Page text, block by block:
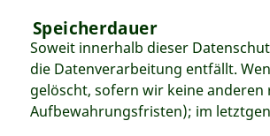
Speicherdauer
Soweit innerhalb dieser
die Datenverarbeitung entfällt.
gelöscht, sofern wir keine
Aufbewahrungsfristen); im